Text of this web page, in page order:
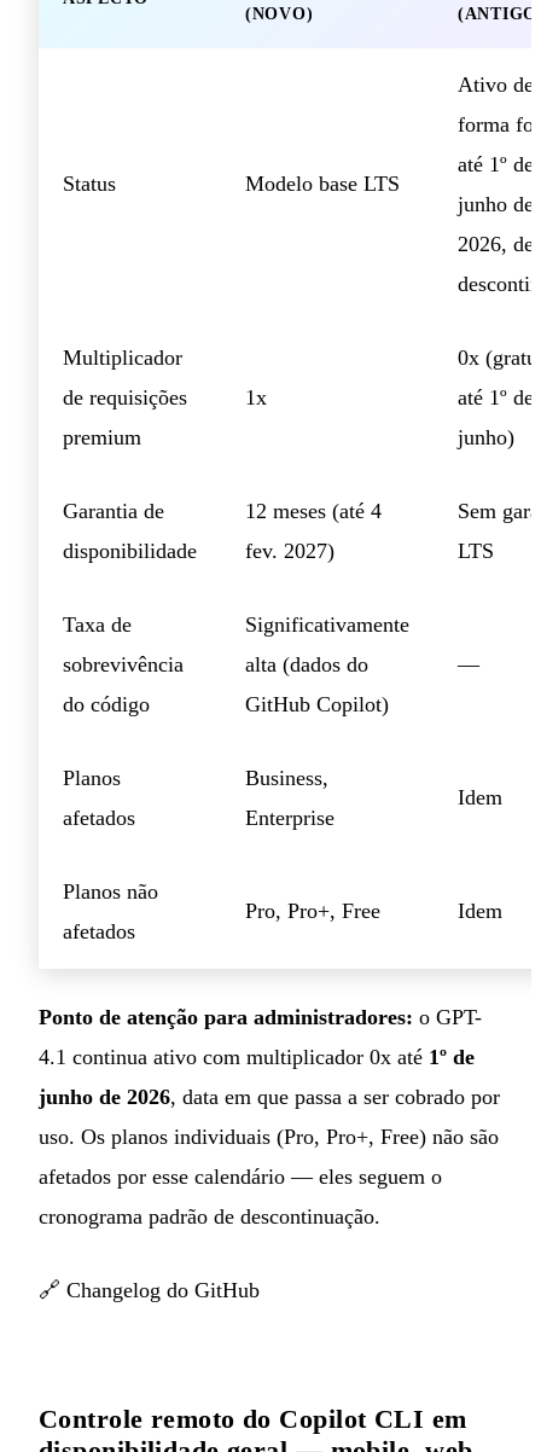
(NOVO)
Status Modelo base LTS
Ativo de
forma
até 1º de
junho de
2026,
Multiplicador
de requisições
premium
1x
0x
até 1º de
junho)
Garantia de
disponibilidade
12 meses (até 4
fev. 2027)
Sem
LTS
Taxa de
sobrevivência
do código
Significativamente
alta (dados do
GitHub Copilot)
—
Planos
afetados
Business,
Enterprise
Idem
Planos não
afetados
Pro, Pro+, Free Idem
Ponto de atenção para administradores: o GPT-
4.1 continua ativo com multiplicador 0x até 1º de
junho de 2026, data em que passa a ser cobrado por
uso. Os planos individuais (Pro, Pro+, Free) não são
afetados por esse calendário — eles seguem o
cronograma padrão de descontinuação.
🔗 Changelog do GitHub
Controle remoto do Copilot CLI em